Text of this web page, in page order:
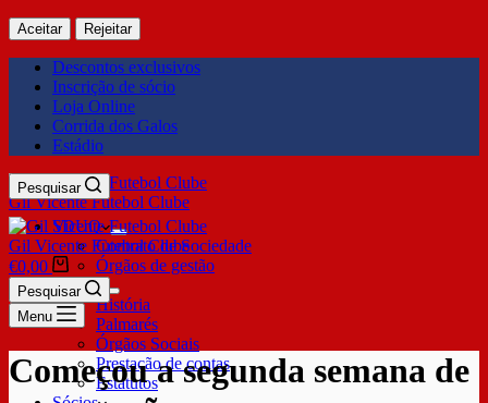
Aceitar Rejeitar
Descontos exclusivos
Inscrição de sócio
Loja Online
Corrida dos Galos
Estádio
Gil Vicente Futebol Clube
Pesquisar
SDUQ
Contrato de Sociedade
Órgãos de gestão
Clube
História
Palmarés
Órgãos Sociais
Prestação de contas
Estatutos
Gil Vicente Futebol Clube
€0,00
Pesquisar
Menu
Começou a segunda semana de